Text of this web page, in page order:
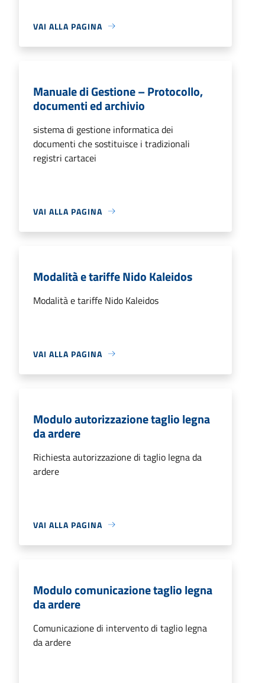
VAI ALLA PAGINA
Manuale di Gestione – Protocollo,
documenti ed archivio
sistema di gestione informatica dei
documenti che sostituisce i tradizionali
registri cartacei
VAI ALLA PAGINA
Modalità e tariffe Nido Kaleidos
Modalità e tariffe Nido Kaleidos
VAI ALLA PAGINA
Modulo autorizzazione taglio legna
da ardere
Richiesta autorizzazione di taglio legna da
ardere
VAI ALLA PAGINA
Modulo comunicazione taglio legna
da ardere
Comunicazione di intervento di taglio legna
da ardere